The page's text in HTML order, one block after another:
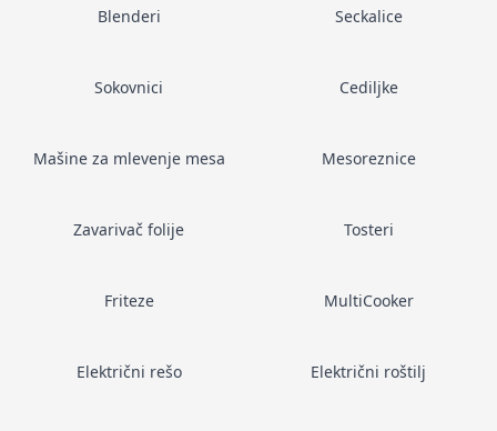
Blenderi Seckalice
Sokovnici Cediljke
Mašine za mlevenje mesa Mesoreznice
Zavarivač folije Tosteri
Friteze MultiCooker
Električni rešo Električni roštilj